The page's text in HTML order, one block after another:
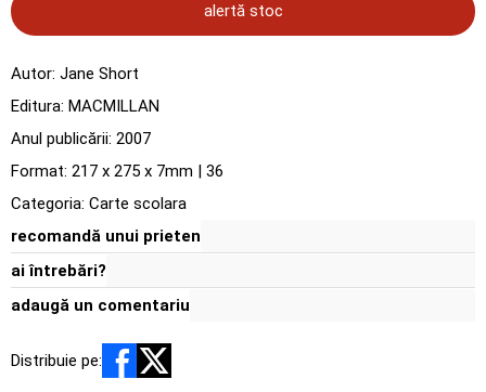
alertă stoc
Autor: Jane Short
Editura: MACMILLAN
Anul publicării: 2007
Format: 217 x 275 x 7mm | 36
Categoria: Carte scolara
recomandă unui prieten
ai întrebări?
adaugă un comentariu
Distribuie pe: